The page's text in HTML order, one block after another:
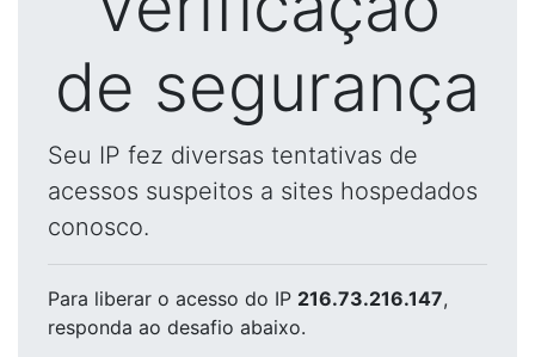
de segurança
Seu IP fez diversas tentativas de
acessos suspeitos a sites hospedados
conosco.
Para liberar o acesso do IP 216.73.216.147,
responda ao desafio abaixo.